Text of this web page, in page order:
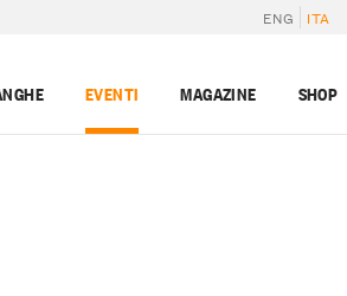
ENG ITA
EVENTI MAGAZINE SHOP